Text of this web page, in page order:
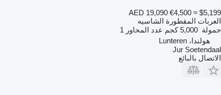
AED 19,090 €4,500 ≈ $5,199
العربات المقطورة الشاسيه
حمولة 5,000 كجم عدد المحاور 1
هولندا، Lunteren
Jur Soetendaal
الاتصال بالبائع